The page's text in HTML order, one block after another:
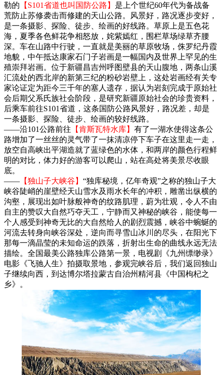
勒的 【S101省道也叫国防公路】 是上个世纪60年代为备战备
荒防止苏修袭击而修建的天山公路。风景好，路况逐步变好，
是一条摄影、探险、徒步、绘画的好线路。草原上是五色花
海，夏季各色鲜花争相怒放，姹紫嫣红，围栏草场绿草齐腰
深。车在山路中行驶，一直就是美丽的草原牧场，侏罗纪丹霞
地貌，中午抵达康家石门子岩画是一幅国内及世界上罕见的生
殖崇拜岩画。位于新疆昌吉州呼图壁县的天山腹地，两条山溪
汇流处的西北岸的新第三纪的粉砂岩壁上，这处岩画经有关专
家论证定为距今三千年的塞人遗存，据认为岩刻完成于原始社
会后期父系氏族社会阶段，是研究新疆原始社会的珍贵资料，
后乘车前往S101省道，这条国防公路风景好，路况差，却是
一条摄影、探险、徒步、绘画的较好线路。
——沿101公路前往 【肯斯瓦特水库】 有了一湖水使得这条公
路增加了一丝丝的灵气带了一抹清凉停下车子在这里走一走，
放空自高峡出平湖造就了蓝绿色的水体，和两岸的颜色行程鲜
明的对比，体力好的游客可以爬山，站在高处将美景尽收眼
底。
—— 【独山子大峡谷】 “独库秘境，亿年奇观”之称的独山子大
峡谷陡峭的崖壁经天山雪水及雨水长年的冲积，雕凿出纵横的
沟壑，展现出如叶脉般神奇的纹路肌理，蔚为壮观，令人不由
自主的赞叹大自然巧夺天工，宁静而又神秘的峡谷，能使每一
个人感受到神奇无比的大自然给人的剧烈震撼，峡谷中蜿蜒的
河流去转身向峡谷深处，逆向而寻雪山冰川的尽头，在阳光下
那每一滴晶莹的未知命运的跌落，折射出生命的曲线永远无法
描绘。全国最美公路独库公路第一景，电视剧《九州缥缈录》
电影《飞驰人生》拍摄取景地，参观完峡谷后，我们返回独山
子继续向西，到达博尔塔拉蒙古自治州精河县《中国枸杞之
乡》。